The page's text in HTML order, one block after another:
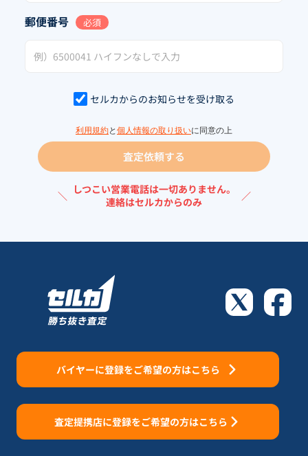
郵便番号 必須
セルカからのお知らせを受け取る
利用規約と 個人情報の取り扱いに同意の上
査定依頼する
＼ しつこい営業電話は一切ありません。
連絡はセルカからのみ
／
バイヤーに登録をご希望の方はこちら
査定提携店に登録をご希望の方はこちら